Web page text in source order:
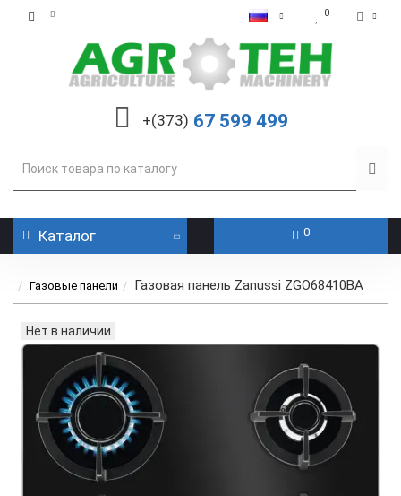
0
+(373) 67 599 499
Каталог 0
Газовые панели Газовая панель Zanussi ZGO68410BA
Нет в наличии